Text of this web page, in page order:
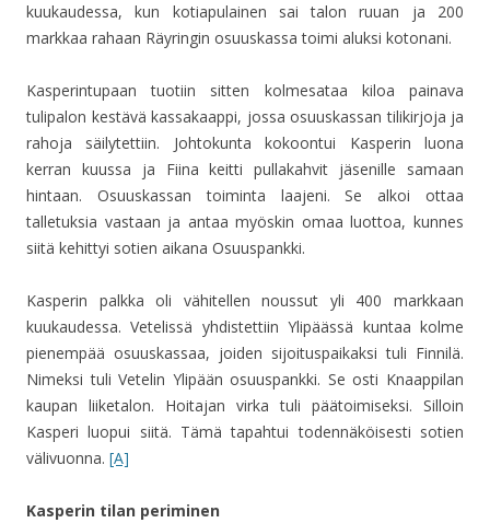
kuukaudessa, kun kotiapulainen sai talon ruuan ja 200
markkaa rahaan Räyringin osuuskassa toimi aluksi kotonani.
Kasperintupaan tuotiin sitten kolmesataa kiloa painava
tulipalon kestävä kassakaappi, jossa osuuskassan tilikirjoja ja
rahoja säilytettiin. Johtokunta kokoontui Kasperin luona
kerran kuussa ja Fiina keitti pullakahvit jäsenille samaan
hintaan. Osuuskassan toiminta laajeni. Se alkoi ottaa
talletuksia vastaan ja antaa myöskin omaa luottoa, kunnes
siitä kehittyi sotien aikana Osuuspankki.
Kasperin palkka oli vähitellen noussut yli 400 markkaan
kuukaudessa. Vetelissä yhdistettiin Ylipäässä kuntaa kolme
pienempää osuuskassaa, joiden sijoituspaikaksi tuli Finnilä.
Nimeksi tuli Vetelin Ylipään osuuspankki. Se osti Knaappilan
kaupan liiketalon. Hoitajan virka tuli päätoimiseksi. Silloin
Kasperi luopui siitä. Tämä tapahtui todennäköisesti sotien
välivuonna. [A]
Kasperin tilan periminen